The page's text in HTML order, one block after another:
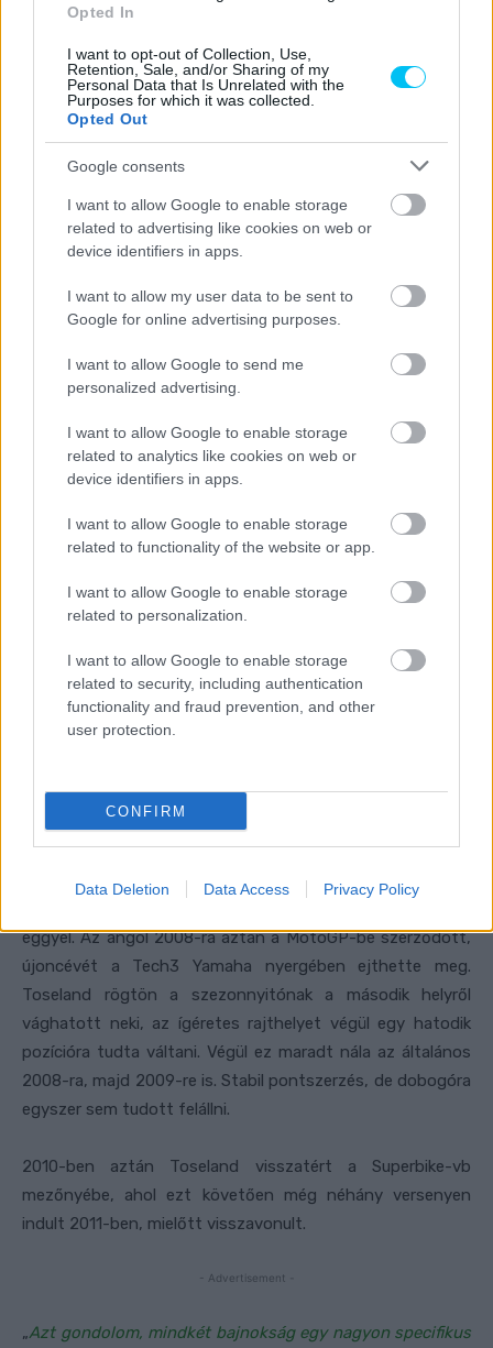
Opted In
I want to opt-out of Collection, Use,
Retention, Sale, and/or Sharing of my
Personal Data that Is Unrelated with the
Purposes for which it was collected.
Opted Out
Google consents
I want to allow Google to enable storage
related to advertising like cookies on web or
device identifiers in apps.
I want to allow my user data to be sent to
Google for online advertising purposes.
I want to allow Google to send me
personalized advertising.
I want to allow Google to enable storage
related to analytics like cookies on web or
device identifiers in apps.
I want to allow Google to enable storage
related to functionality of the website or app.
I want to allow Google to enable storage
related to personalization.
I want to allow Google to enable storage
related to security, including authentication
functionality and fraud prevention, and other
user protection.
CONFIRM
Data Deletion Data Access Privacy Policy